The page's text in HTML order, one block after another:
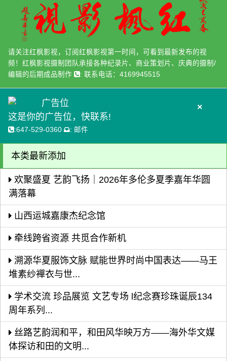
请关注红枫影视，订阅红枫影视第一时间，可看到最新发布的视
频！红枫影视摄制团队承接各种纪录片、商业策划片、庆典的摄制/
编辑的后期成品制作
: 联系电话：4169945515
×
广告位
这是你的广告位，快联系!
:647-529-0360 : 邮件
本类最新添加
欢聚盛夏 艺韵飞扬｜2026年多伦多夏季嘉年华圆
满落幕
山西运城嘉康杰纪念馆
牵线跨省资源 共觅合作新机
溯源华夏服饰文脉 赋能世界时尚中国表达——马王
堆素纱襌衣与世...
学术交流 珍品展览 文艺专场 l纪念赛珍珠诞辰134
周年系列...
丝路艺韵润和平，和田风华映万方——海外华文媒
体探访和田的文明...